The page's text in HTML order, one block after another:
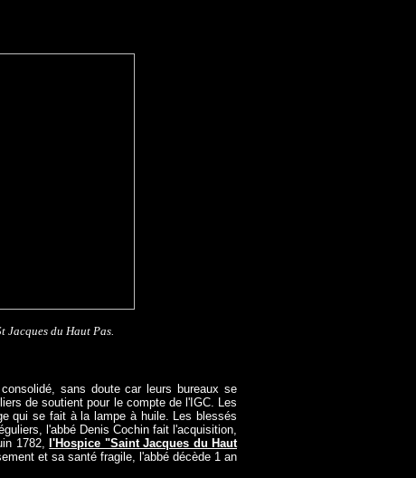
Jacques du Haut Pas.
sans doute car leurs bureaux se
de soutient pour le compte de l'IGC. Les
qui se fait à la lampe à huile. Les blessés
l'abbé Denis Cochin fait l'acquisition,
1782, l'Hospice "Saint Jacques du Haut
et sa santé fragile, l'abbé décède 1 an